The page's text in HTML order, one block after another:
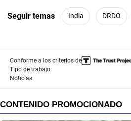
Seguir temas India DRDO
Conforme a los criterios de
Tipo de trabajo:
Noticias